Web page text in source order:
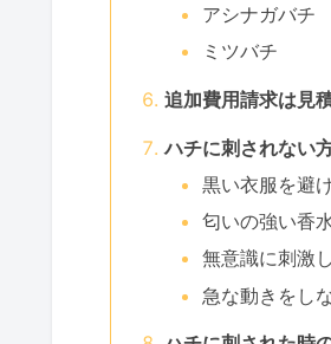
アシナガバチ
ミツバチ
追加費用請求は見
ハチに刺されない
黒い衣服を避
匂いの強い香
無意識に刺激
急な動きをし